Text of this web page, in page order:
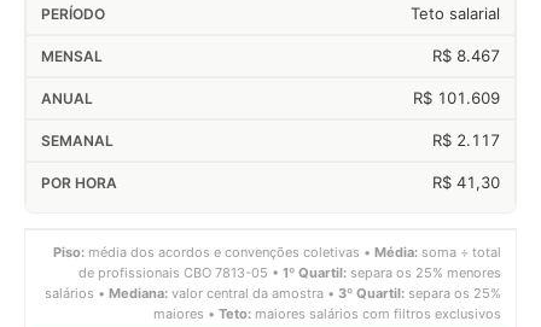
Teto salarial
R$ 8.467
R$ 101.609
R$ 2.117
R$ 41,30
Piso: média dos acordos e convenções coletivas • Média: soma ÷ total
de profissionais CBO 7813-05 • 1º Quartil: separa os 25% menores
salários • Mediana: valor central da amostra • 3º Quartil: separa os 25%
maiores • Teto: maiores salários com filtros exclusivos